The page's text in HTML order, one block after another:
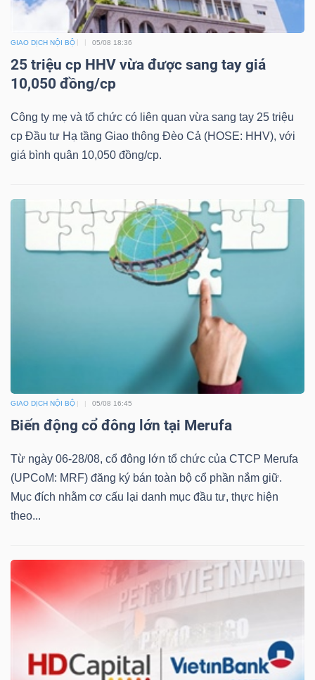
GIAO DỊCH NỘI BỘ 05/08 18:36
25 triệu cp HHV vừa được sang tay giá
10,050 đồng/cp
Công ty mẹ và tổ chức có liên quan vừa sang tay 25 triệu
cp Đầu tư Hạ tầng Giao thông Đèo Cả (HOSE: HHV), với
giá bình quân 10,050 đồng/cp.
GIAO DỊCH NỘI BỘ 05/08 16:45
Biến động cổ đông lớn tại Merufa
Từ ngày 06-28/08, cổ đông lớn tổ chức của CTCP Merufa
(UPCoM: MRF) đăng ký bán toàn bộ cổ phần nắm giữ.
Mục đích nhằm cơ cấu lại danh mục đầu tư, thực hiện
theo...
YẾU
TIÊU
DÙNG
THIẾT
YẾU
SÓC
CHÍNH
VỤ
TRUYỀN